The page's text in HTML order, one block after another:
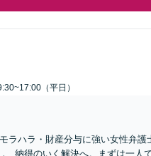
（平日）
ラハラ・財産分与に強い女性弁
納得のいく解決へ。まずは一人